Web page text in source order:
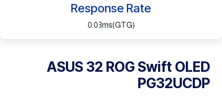
Response Rate
0.03ms(GTG)
ASUS 32 ROG Swift OLED
PG32UCDP